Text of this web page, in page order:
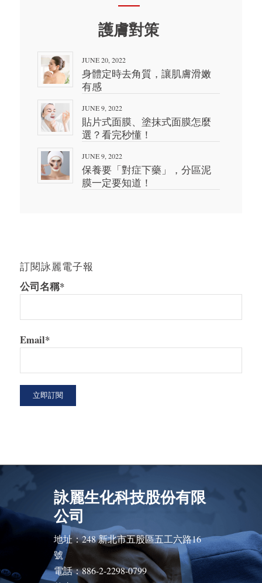
護膚對策
JUNE 20, 2022
身體定時去角質，讓肌膚滑嫩
有感
JUNE 9, 2022
貼片式面膜、塗抹式面膜怎麼
選？看完秒懂！
JUNE 9, 2022
保養要「對症下藥」，分區泥
膜一定要知道！
訂閱詠麗電子報
公司名稱*
Email*
詠麗生化科技股份有限
公司
地址：248 新北市五股區五工六路16
號
電話：886-2-2298-0799